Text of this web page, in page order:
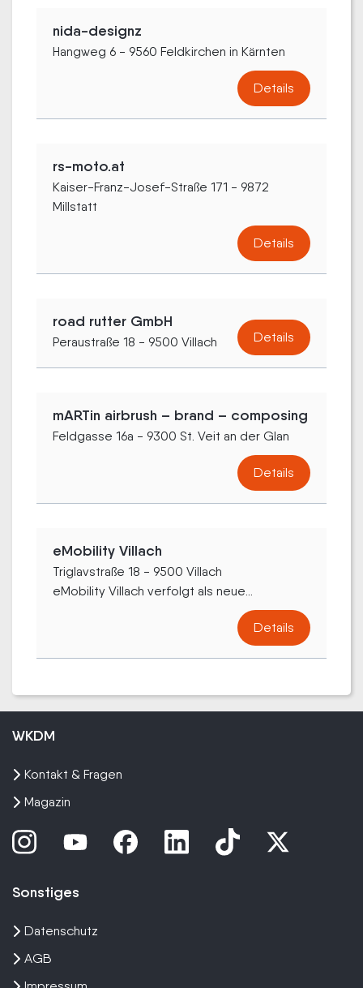
nida-designz
Hangweg 6 - 9560 Feldkirchen in Kärnten
Details
rs-moto.at
Kaiser-Franz-Josef-Straße 171 - 9872
Millstatt
Details
road rutter GmbH
Peraustraße 18 - 9500 Villach Details
mARTin airbrush – brand – composing
Feldgasse 16a - 9300 St. Veit an der Glan
Details
eMobility Villach
Triglavstraße 18 - 9500 Villach
eMobility Villach verfolgt als neue...
Details
WKDM
Kontakt & Fragen
Magazin
Sonstiges
Datenschutz
AGB